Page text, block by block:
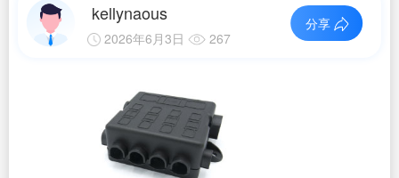
kellynaous
2026年6月3日 267
分享